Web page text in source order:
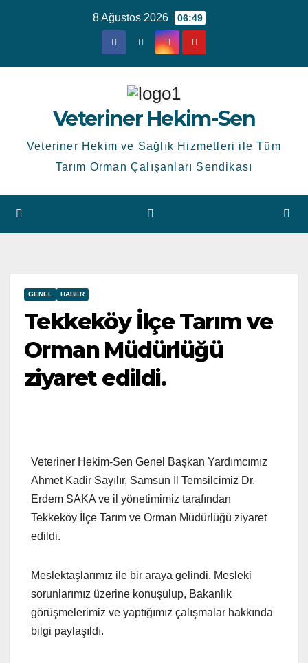
8 Ağustos 2026 06:49
Veteriner Hekim-Sen
Veteriner Hekim ve Sağlık Hizmetleri ile Tüm
Tarım Orman Çalışanları Sendikası
GENEL HABER
Tekkeköy İlçe Tarım ve
Orman Müdürlüğü
ziyaret edildi.
Veteriner Hekim-Sen Genel Başkan Yardımcımız
Ahmet Kadir Sayılır, Samsun İl Temsilcimiz Dr.
Erdem SAKA ve il yönetimimiz tarafından
Tekkeköy İlçe Tarım ve Orman Müdürlüğü ziyaret
edildi.
Meslektaşlarımız ile bir araya gelindi. Mesleki
sorunlarımız üzerine konuşulup, Bakanlık
görüşmelerimiz ve yaptığımız çalışmalar hakkında
bilgi paylaşıldı.